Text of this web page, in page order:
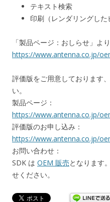
テキスト検索
印刷（レンダリングした
「製品ページ：おしらせ」よ
https://www.antenna.co.jp/
評価版をご用意しております
い。
製品ページ：
https://www.antenna.co.jp/
評価版のお申し込み：
https://www.antenna.co.jp/
お問い合わせ：
SDK は OEM 販売となります。
せください。